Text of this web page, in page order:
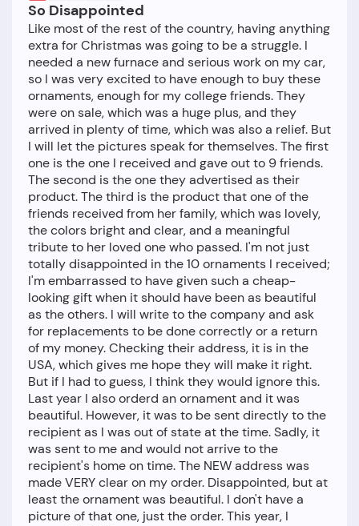
So Disappointed
Like most of the rest of the country, having anything
extra for Christmas was going to be a struggle. I
needed a new furnace and serious work on my car,
so I was very excited to have enough to buy these
ornaments, enough for my college friends. They
were on sale, which was a huge plus, and they
arrived in plenty of time, which was also a relief. But
I will let the pictures speak for themselves. The first
one is the one I received and gave out to 9 friends.
The second is the one they advertised as their
product. The third is the product that one of the
friends received from her family, which was lovely,
the colors bright and clear, and a meaningful
tribute to her loved one who passed. I'm not just
totally disappointed in the 10 ornaments I received;
I'm embarrassed to have given such a cheap-
looking gift when it should have been as beautiful
as the others. I will write to the company and ask
for replacements to be done correctly or a return
of my money. Checking their address, it is in the
USA, which gives me hope they will make it right.
But if I had to guess, I think they would ignore this.
Last year I also orderd an ornament and it was
beautiful. However, it was to be sent directly to the
recipient as I was out of state at the time. Sadly, it
was sent to me and would not arrive to the
recipient's home on time. The NEW address was
made VERY clear on my order. Disappointed, but at
least the ornament was beautiful. I don't have a
picture of that one, just the order. This year, I